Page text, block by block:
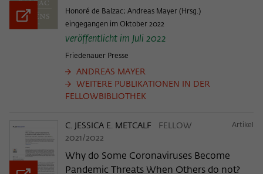
Honoré de Balzac; Andreas Mayer (Hrsg.)
eingegangen im Oktober 2022
veröffentlicht im Juli 2022
Friedenauer Presse
ANDREAS MAYER
WEITERE PUBLIKATIONEN IN DER
FELLOWBIBLIOTHEK
C. JESSICA E. METCALF
FELLOW
2021/2022
Artikel
Why do Some Coronaviruses Become
Pandemic Threats When Others do not?